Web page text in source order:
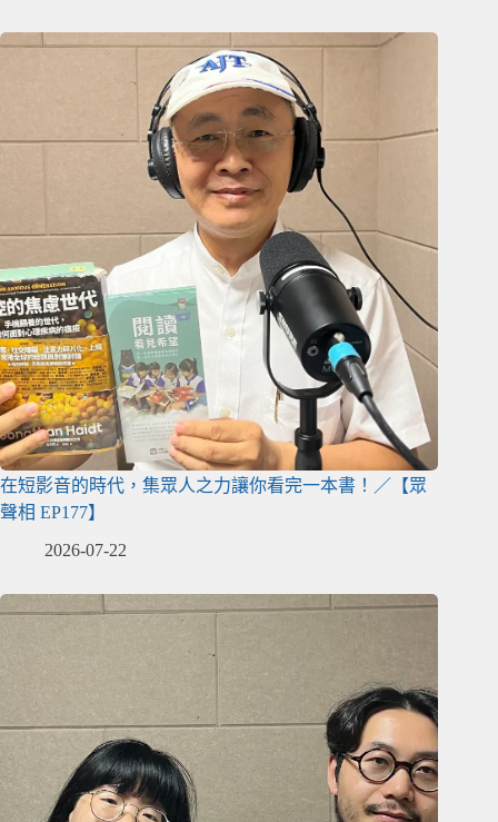
在短影音的時代，集眾人之力讓你看完一本書！／【眾
聲相 EP177】
2026-07-22